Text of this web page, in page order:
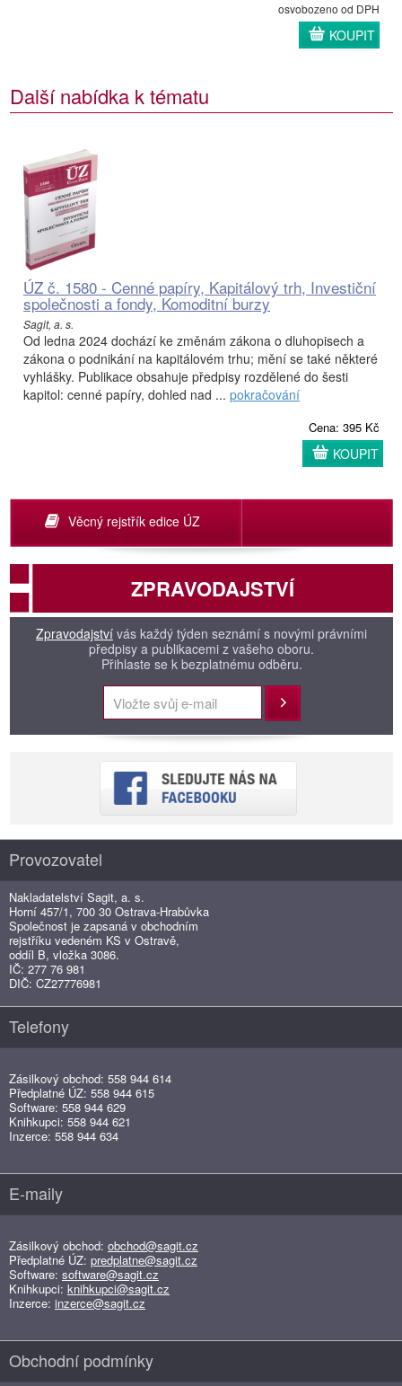
osvobozeno od DPH
KOUPIT
Další nabídka k tématu
ÚZ č. 1580 - Cenné papíry, Kapitálový trh, Investiční
společnosti a fondy, Komoditní burzy
Sagit, a. s.
Od ledna 2024 dochází ke změnám zákona o dluhopisech a
zákona o podnikání na kapitálovém trhu; mění se také některé
vyhlášky. Publikace obsahuje předpisy rozdělené do šesti
kapitol: cenné papíry, dohled nad ... pokračování
Cena: 395 Kč
KOUPIT
Věcný rejstřík edice ÚZ
ZPRAVODAJSTVÍ
Zpravodajství vás každý týden seznámí s novými právními
předpisy a publikacemi z vašeho oboru.
Přihlaste se k bezplatnému odběru.
Přihlásit
Provozovatel
Nakladatelství Sagit, a. s.
Horní 457/1, 700 30 Ostrava-Hrabůvka
Společnost je zapsaná v obchodním
rejstříku vedeném KS v Ostravě,
oddíl B, vložka 3086.
IČ: 277 76 981
DIČ: CZ27776981
Telefony
Zásilkový obchod: 558 944 614
Předplatné ÚZ: 558 944 615
Software: 558 944 629
Knihkupci: 558 944 621
Inzerce: 558 944 634
E-maily
Zásilkový obchod: obchod@sagit.cz
Předplatné ÚZ: predplatne@sagit.cz
Software: software@sagit.cz
Knihkupci: knihkupci@sagit.cz
Inzerce: inzerce@sagit.cz
Obchodní podmínky